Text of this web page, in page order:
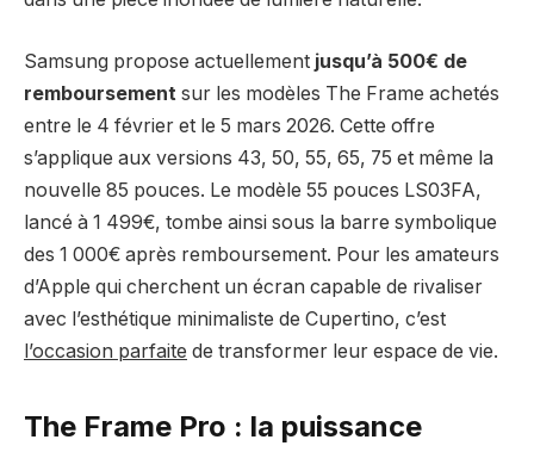
Samsung propose actuellement jusqu’à 500€ de
remboursement sur les modèles The Frame achetés
entre le 4 février et le 5 mars 2026. Cette offre
s’applique aux versions 43, 50, 55, 65, 75 et même la
nouvelle 85 pouces. Le modèle 55 pouces LS03FA,
lancé à 1 499€, tombe ainsi sous la barre symbolique
des 1 000€ après remboursement. Pour les amateurs
d’Apple qui cherchent un écran capable de rivaliser
avec l’esthétique minimaliste de Cupertino, c’est
l’occasion parfaite de transformer leur espace de vie.
The Frame Pro : la puissance